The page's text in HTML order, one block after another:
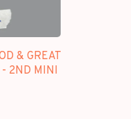
& GREAT
- 2ND MINI